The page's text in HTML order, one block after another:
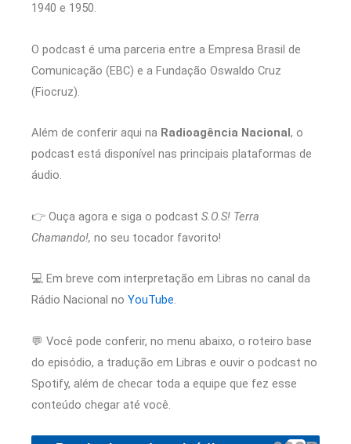
1940 e 1950.
O podcast é uma parceria entre a Empresa Brasil de
Comunicação (EBC) e a Fundação Oswaldo Cruz
(Fiocruz).
Além de conferir aqui na Radioagência Nacional, o
podcast está disponível nas principais plataformas de
áudio.
👉 Ouça agora e siga o podcast S.O.S! Terra
Chamando!, no seu tocador favorito!
💻 Em breve com interpretação em Libras no canal da
Rádio Nacional no YouTube.
💬 Você pode conferir, no menu abaixo, o roteiro base
do episódio, a tradução em Libras e ouvir o podcast no
Spotify, além de checar toda a equipe que fez esse
conteúdo chegar até você.